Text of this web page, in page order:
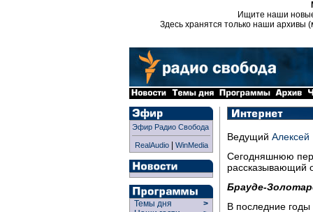
Ищите наши
Здесь хранятся только наши архивы
Эфир Радио Свобода
RealAudio| WinMedia
Темы дня
>
Ведущий Алексей
Сегодняшнюю
рассказывающий
Брауде-
В последние